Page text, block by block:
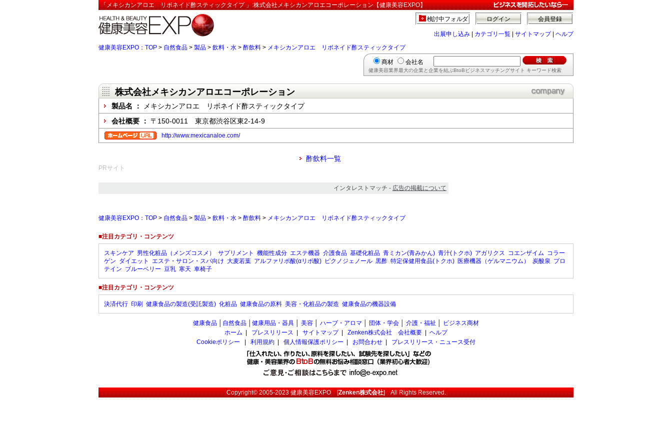
「メキシカンアロエ リボネイド酢スティックタイプ 」:株式会社メキシカンアロエコーポレーション【健康美容EXPO】
会員登録
ログイン
検討中フォルダ
出展申し込み カテゴリ一覧 サイトマップ| ヘルプ
健康美容EXPO：TOP > 自然食品 > 製品 > 飲料・水 > 酢飲料 > メキシカンアロエ リボネイド酢スティックタイプ
商材 会社名
健康美容業界最大の企業と企業を結ぶBtoBビジネスマッチングサイト キーワード検索
株式会社メキシカンアロエコーポレーション
製品名 ：
メキシカンアロエ リボネイド酢スティックタイプ
会社概要 ： 〒150-0011 東京都渋谷区東2-14-9
http://www.mexicanaloe.com/
酢飲料一覧
PRサイト
インタレストマッチ - 広告の掲載について
健康美容EXPO：TOP > 自然食品 > 製品 > 飲料・水 > 酢飲料 > メキシカンアロエ リボネイド酢スティックタイプ
■注目カテゴリ・コンテンツ
スキンケア 男性化粧品（メンズコスメ） サプリメント 機能性成分 エステ機器 介護食品 基礎化粧品 青ミカン(青みかん) 青汁(トクホ) アガリクス コエンザイム コラー
ゲン ダイエット エステ・サロン・スパ向け 大麦若葉 アルファリポ酸(αリポ酸) ピクノジェノール 黒酢 特定保健用食品(トクホ) 医療機器（ゲルマニウム） 炭酸泉 プロ
テイン ブルーベリー 豆乳 寒天 車椅子
■注目カテゴリ・コンテンツ
決済代行 印刷 健康食品の製造(受託製造) 化粧品 健康食品の原料 美容・化粧品の製造 健康食品の機器設備
健康食品 自然食品 健康用品・器具 美容 ハーブ・アロマ 団体・学会 介護・福祉
ビジネス商材
ホーム
プレスリリース サイトマップ| Zenken株式会社 会社概要
ヘルプ
Cookieポリシー
利用規約 個人情報保護ポリシー お問合わせ プレスリリース・ニュース受付
Copyright© 2005-2023健康美容EXPO[Zenken株式会社] All Rights Reserved.